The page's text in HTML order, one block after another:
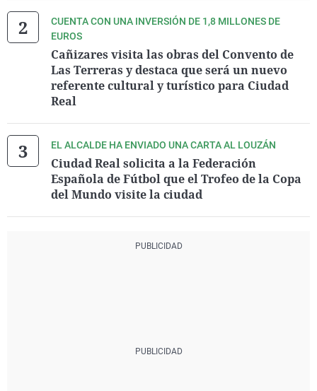
CUENTA CON UNA INVERSIÓN DE 1,8 MILLONES DE
EUROS
Cañizares visita las obras del Convento de
Las Terreras y destaca que será un nuevo
referente cultural y turístico para Ciudad
Real
EL ALCALDE HA ENVIADO UNA CARTA AL LOUZÁN
Ciudad Real solicita a la Federación
Española de Fútbol que el Trofeo de la Copa
del Mundo visite la ciudad